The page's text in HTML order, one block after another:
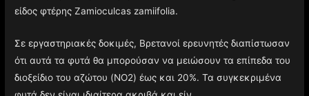
είδος φτέρης Zamioculcas zamiifolia.
Σε εργαστηριακές δοκιμές, Βρετανοί ερευνητές διαπίστωσαν
ότι αυτά τα φυτά θα μπορούσαν να μειώσουν τα επίπεδα του
διοξείδιο του αζώτου (NO2) έως και 20%. Τα συγκεκριμένα